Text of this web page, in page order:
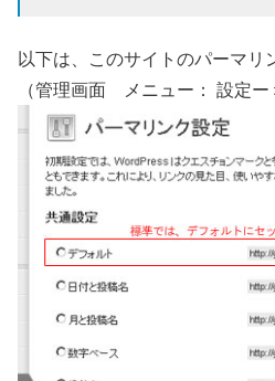
以下は、このサイトのパーマリ
（管理画面 メニュー： 設定ー